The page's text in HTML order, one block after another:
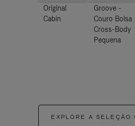
Original
Cabin
Groove -
Couro Bolsa
Cross-Body
Pequena
EXPLORE A SELEÇÃO